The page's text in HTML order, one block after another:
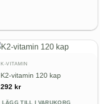
K-VITAMIN
K2-vitamin 120 kap
292 kr
LÄGG TILL I VARUKORG